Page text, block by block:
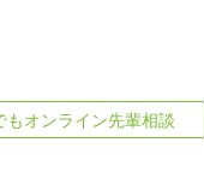
もオンライン先輩相談